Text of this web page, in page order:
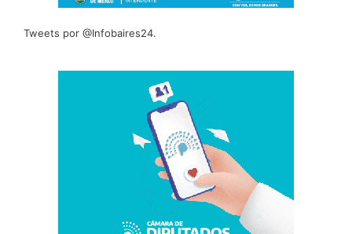
Tweets por @Infobaires24.